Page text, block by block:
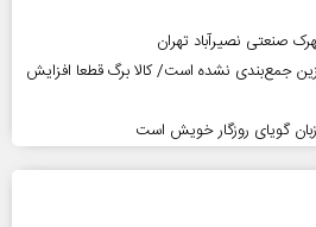
صنعتی نصیرآباد تهران
جمع‌بندی نشده است/ کالا برگ قطعا افزایش
گویای روزگار خویش است